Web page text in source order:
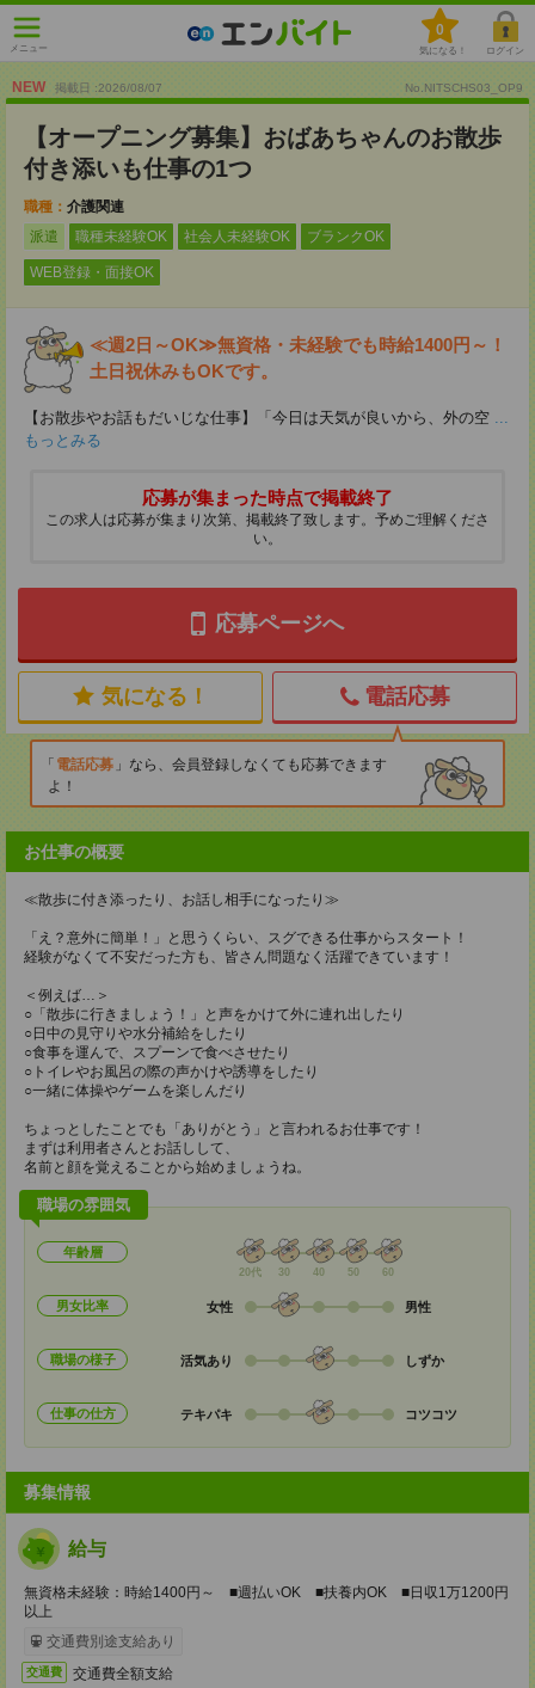
メニュー
0
気になる！ ログイン
NEW 掲載日 :2026/08/07 No.NITSCHS03_OP9
【オープニング募集】おばあちゃんのお散歩
付き添いも仕事の1つ
職種： 介護関連
派遣
職種未経験OK 社会人未経験OK ブランクOK
WEB登録・面接OK
≪週2日～OK≫無資格・未経験でも時給1400円～！
土日祝休みもOKです。
【お散歩やお話もだいじな仕事】「今日は天気が良いから、外の空 ...
もっとみる
応募が集まった時点で掲載終了
この求人は応募が集まり次第、掲載終了致します。予めご理解くださ
い。
応募ページへ
気になる！ 電話応募
電話応募
なら、会員登録しなくても応募できます
よ！
お仕事の概要
≪散歩に付き添ったり、お話し相手になったり≫
「え？意外に簡単！」と思うくらい、スグできる仕事からスタート！
経験がなくて不安だった方も、皆さん問題なく活躍できています！
＜例えば…＞
○「散歩に行きましょう！」と声をかけて外に連れ出したり
○日中の見守りや水分補給をしたり
○食事を運んで、スプーンで食べさせたり
○トイレやお風呂の際の声かけや誘導をしたり
○一緒に体操やゲームを楽しんだり
ちょっとしたことでも「ありがとう」と言われるお仕事です！
まずは利用者さんとお話しして、
名前と顔を覚えることから始めましょうね。
職場の雰囲気
年齢層
20代 30 40 50 60
男女比率 女性 男性
職場の様子 活気あり しずか
仕事の仕方 テキパキ コツコツ
募集情報
給与
無資格未経験：時給1400円～ ■週払いOK ■扶養内OK ■日収1万1200円
以上
交通費別途支給あり
交通費 交通費全額支給